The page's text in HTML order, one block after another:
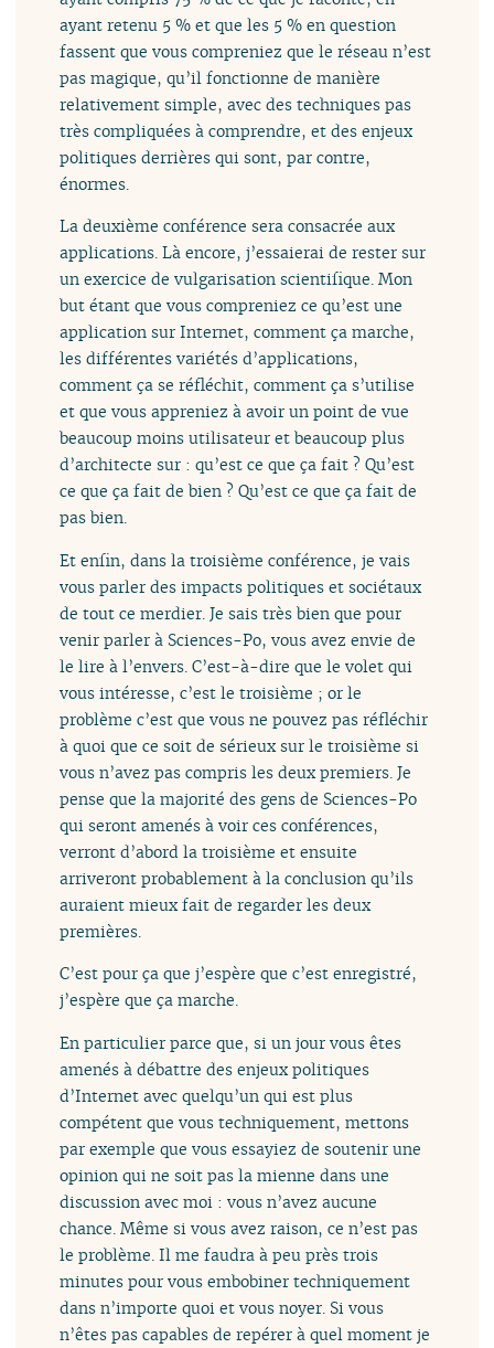
ayant retenu 5 % et que les 5 % en question
fassent que vous compreniez que le réseau n’est
pas magique, qu’il fonctionne de manière
relativement simple, avec des techniques pas
très compliquées à comprendre, et des enjeux
politiques derrières qui sont, par contre,
énormes.
La deuxième conférence sera consacrée aux
applications. Là encore, j’essaierai de rester sur
un exercice de vulgarisation scientifique. Mon
but étant que vous compreniez ce qu’est une
application sur Internet, comment ça marche,
les différentes variétés d’applications,
comment ça se réfléchit, comment ça s’utilise
et que vous appreniez à avoir un point de vue
beaucoup moins utilisateur et beaucoup plus
d’architecte sur : qu’est ce que ça fait ? Qu’est
ce que ça fait de bien ? Qu’est ce que ça fait de
pas bien.
Et enfin, dans la troisième conférence, je vais
vous parler des impacts politiques et sociétaux
de tout ce merdier. Je sais très bien que pour
venir parler à Sciences-Po, vous avez envie de
le lire à l’envers. C’est-à-dire que le volet qui
vous intéresse, c’est le troisième ; or le
problème c’est que vous ne pouvez pas réfléchir
à quoi que ce soit de sérieux sur le troisième si
vous n’avez pas compris les deux premiers. Je
pense que la majorité des gens de Sciences-Po
qui seront amenés à voir ces conférences,
verront d’abord la troisième et ensuite
arriveront probablement à la conclusion qu’ils
auraient mieux fait de regarder les deux
premières.
C’est pour ça que j’espère que c’est enregistré,
j’espère que ça marche.
En particulier parce que, si un jour vous êtes
amenés à débattre des enjeux politiques
d’Internet avec quelqu’un qui est plus
compétent que vous techniquement, mettons
par exemple que vous essayiez de soutenir une
opinion qui ne soit pas la mienne dans une
discussion avec moi : vous n’avez aucune
chance. Même si vous avez raison, ce n’est pas
le problème. Il me faudra à peu près trois
minutes pour vous embobiner techniquement
dans n’importe quoi et vous noyer. Si vous
n’êtes pas capables de repérer à quel moment je